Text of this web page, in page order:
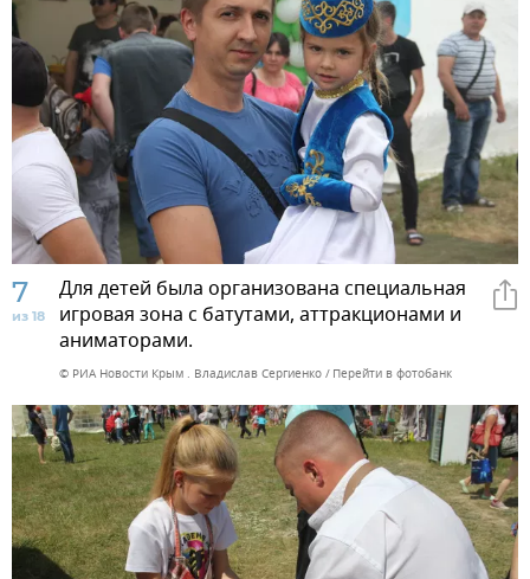
7
из 18
Для детей была организована специальная
игровая зона с батутами, аттракционами и
аниматорами.
© РИА Новости Крым . Владислав Сергиенко Перейти в фотобанк